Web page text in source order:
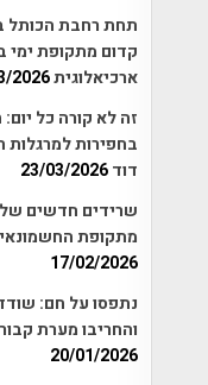
תחת רחבת הכותל
קדום מתקופת ימי
ארכיאלוגית2026
זה לא קורה כל
בחפירות למרגלות
דוד23/03/2026
שרידים חדשים
מתקופת
17/02/2026
נתפסו על חם:
והחריבו מערת
20/01/2026